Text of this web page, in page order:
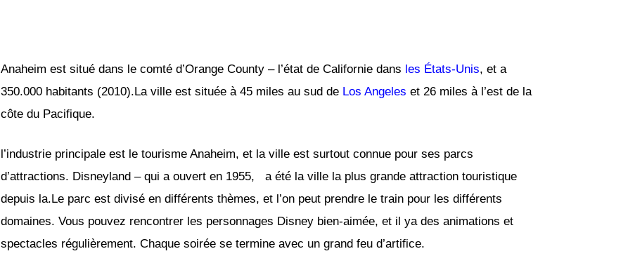
Anaheim est situé dans le comté d’Orange County – l’état de Californie dans les États-Unis, et a
350.000 habitants (2010).La ville est située à 45 miles au sud de Los Angeles et 26 miles à l’est de la
côte du Pacifique.
l’industrie principale est le tourisme Anaheim, et la ville est surtout connue pour ses parcs
d’attractions. Disneyland – qui a ouvert en 1955, a été la ville la plus grande attraction touristique
depuis la.Le parc est divisé en différents thèmes, et l’on peut prendre le train pour les différents
domaines. Vous pouvez rencontrer les personnages Disney bien-aimée, et il ya des animations et
spectacles régulièrement. Chaque soirée se termine avec un grand feu d’artifice.